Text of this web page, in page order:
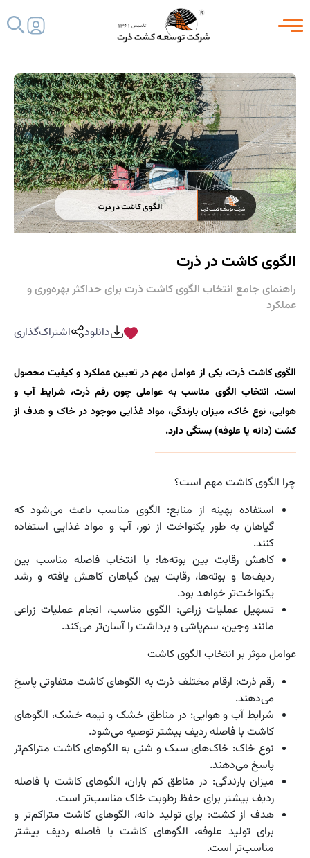
Profile
الگوی کاشت در ذرت
راهنمای جامع انتخاب الگوی کاشت ذرت برای حداکثر بهره‌وری و
عملکرد
دانلود
اشتراک‌گذاری
الگوی کاشت ذرت، یکی از عوامل مهم در تعیین عملکرد و کیفیت محصول
است. انتخاب الگوی مناسب به عواملی چون رقم ذرت، شرایط آب و
هوایی، نوع خاک، میزان بارندگی، مواد غذایی موجود در خاک و هدف از
کشت (دانه یا علوفه) بستگی دارد.
چرا الگوی کاشت مهم است؟
استفاده بهینه از منابع: الگوی مناسب باعث می‌شود که
گیاهان به طور یکنواخت از نور، آب و مواد غذایی استفاده
کنند.
کاهش رقابت بین بوته‌ها: با انتخاب فاصله مناسب بین
ردیف‌ها و بوته‌ها، رقابت بین گیاهان کاهش یافته و رشد
یکنواخت‌تر خواهد بود.
تسهیل عملیات زراعی: الگوی مناسب، انجام عملیات زراعی
مانند وجین، سم‌پاشی و برداشت را آسان‌تر می‌کند.
عوامل موثر بر انتخاب الگوی کاشت
رقم ذرت: ارقام مختلف ذرت به الگوهای کاشت متفاوتی پاسخ
می‌دهند.
شرایط آب و هوایی: در مناطق خشک و نیمه خشک، الگوهای
کاشت با فاصله ردیف بیشتر توصیه می‌شود.
نوع خاک: خاک‌های سبک و شنی به الگوهای کاشت متراکم‌تر
پاسخ می‌دهند.
میزان بارندگی: در مناطق کم باران، الگوهای کاشت با فاصله
ردیف بیشتر برای حفظ رطوبت خاک مناسب‌تر است.
هدف از کشت: برای تولید دانه، الگوهای کاشت متراکم‌تر و
برای تولید علوفه، الگوهای کاشت با فاصله ردیف بیشتر
مناسب‌تر است.